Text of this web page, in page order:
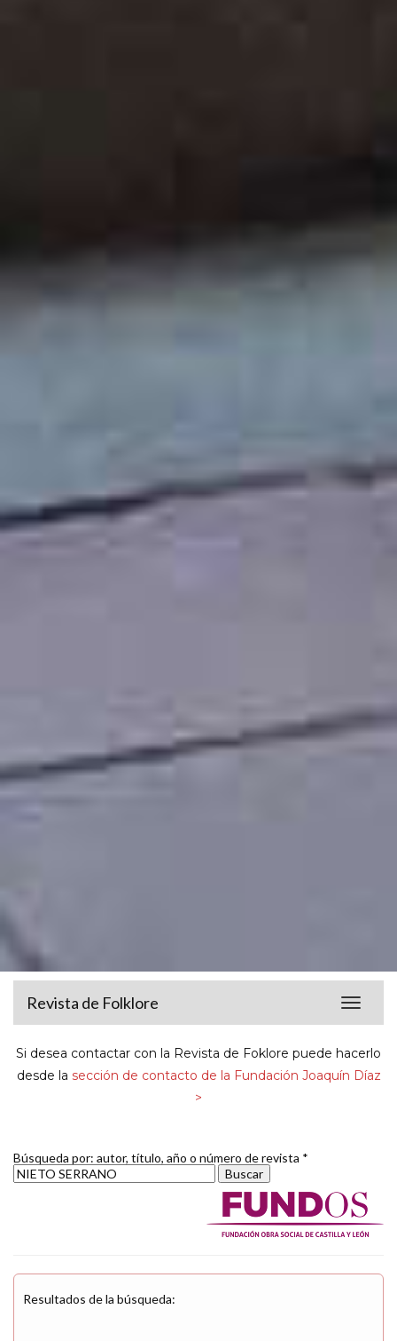
Toggle
Revista de Folklore
Si desea contactar con la Revista de Foklore puede hacerlo
desde la sección de contacto de la Fundación Joaquín Díaz
>
Búsqueda por: autor, título, año o número de revista *
Resultados de la búsqueda: